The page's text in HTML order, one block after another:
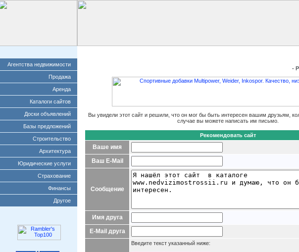
Агентства недвижимости
Продажа
Аренда
Каталоги сайтов
Доски объявлений
Базы предложений
Строительство
Архитектура
Юридические услуги
Страхование
Финансы
Другое
-
Вы увидели этот сайт и решили, что он мог бы быть интересен вашим друзьям,
случае вы можете написать им письмо.
Рекомендовать сайт
Ваше имя
Ваш E-Mail
Сообщение
Имя друга
E-Mail друга
Введите текст указанный ниже: